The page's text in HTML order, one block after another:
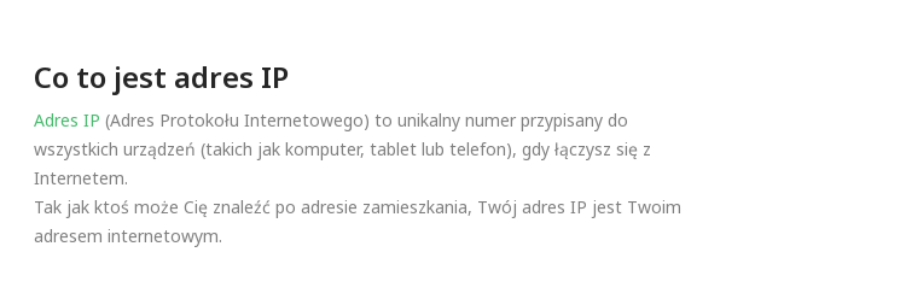
Co to jest adres IP
Adres IP (Adres Protokołu Internetowego) to unikalny numer przypisany do
wszystkich urządzeń (takich jak komputer, tablet lub telefon), gdy łączysz się z
Internetem.
Tak jak ktoś może Cię znaleźć po adresie zamieszkania, Twój adres IP jest Twoim
adresem internetowym.